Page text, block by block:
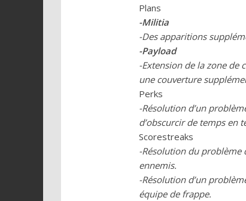
Plans
-Militia
-Des apparitions
-Payload
-Extension de la zone de
une couverture
Perks
-Résolution d’un
d’obscurcir de temps en
Scorestreaks
-Résolution du problème
ennemis.
-Résolution d’un
équipe de frappe.